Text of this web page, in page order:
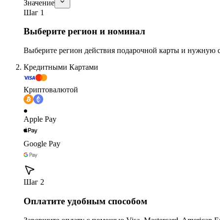
Значение
Шаг 1
Выберите регион и номинал
Выберите регион действия подарочной карты и нужную
Кредитными Картами
Криптовалютой
Apple Pay
Google Pay
Шаг 2
Оплатите удобным способом